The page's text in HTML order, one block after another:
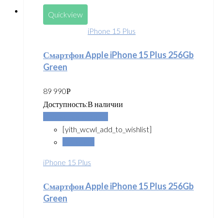
Quickview
iPhone 15 Plus
Смартфон Apple iPhone 15 Plus 256Gb
Green
89 990Р
Доступность:В наличии
[yith_wcwl_add_to_wishlist]
iPhone 15 Plus
Смартфон Apple iPhone 15 Plus 256Gb
Green